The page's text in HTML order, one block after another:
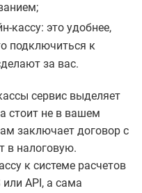
кассу: это удобнее,
подключиться к
за вас.
сервис выделяет
стоит не в вашем
заключает договор с
в налоговую.
к системе расчетов
API, а сама